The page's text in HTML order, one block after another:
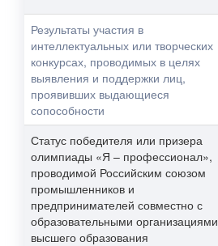
Результаты участия в
интеллектуальных или творческих
конкурсах, проводимых в целях
выявления и поддержки лиц,
проявивших выдающиеся
сопособности
Статус победителя или призера
олимпиады «Я – профессионал»,
проводимой Российским союзом
промышленников и
предпринимателей совместно с
образовательными организациями
высшего образования